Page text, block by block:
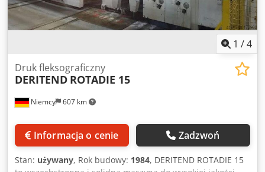
1 /4
Niemcy 607 km
Druk fleksograficzny
DERITEND ROTADIE 15
Informacja o cenie Zadzwoń
Stan: używany, Rok budowy: 1984, DERITEND ROTADIE 15